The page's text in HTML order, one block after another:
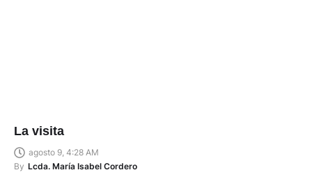
La visita
agosto 9, 4:28 AM
By Lcda. María Isabel Cordero